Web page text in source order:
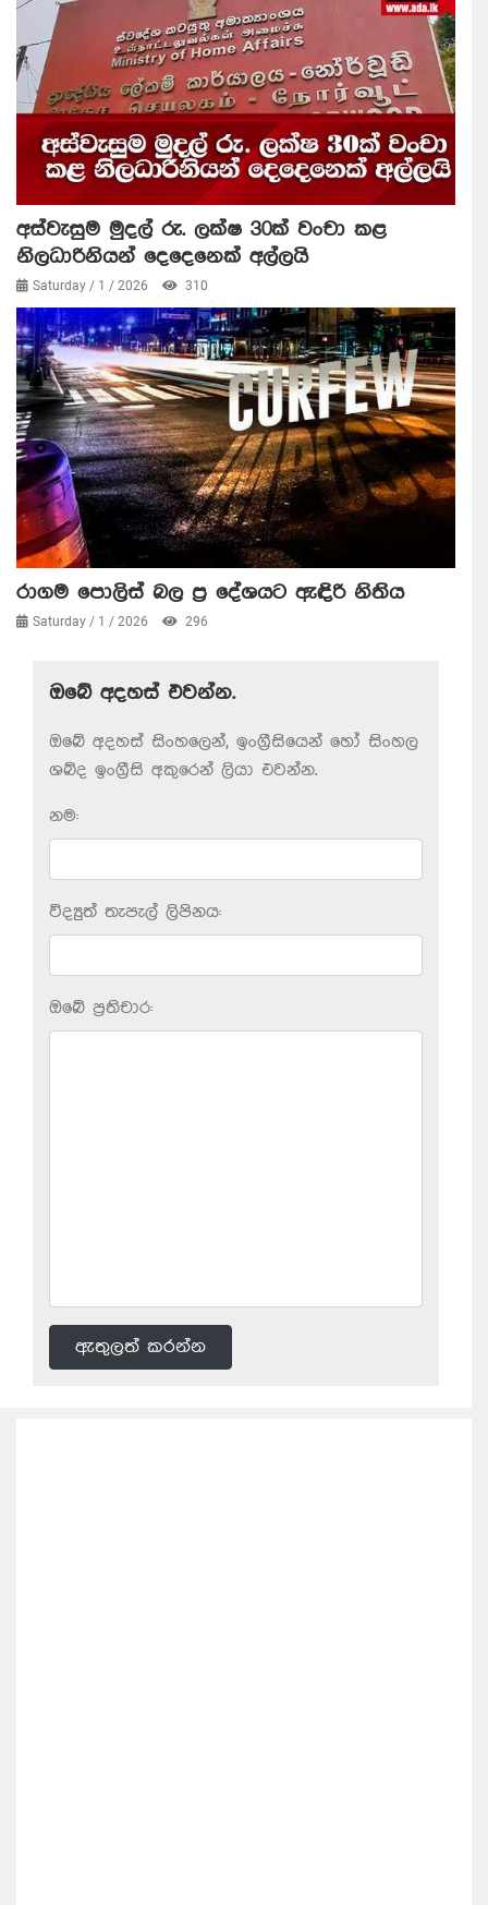
අස්වැසුම මුදල් රු. ලක්ෂ 30ක් වංචා කළ
නිලධාරිනියන් දෙදෙනෙක් අල්ලයි
Saturday / 1 / 2026 310
රාගම පොලිස් බල ප්‍ර දේශයට ඇඳිරි නිතිය
Saturday / 1 / 2026 296
ඔබේ අදහස් එවන්න.
ඔබේ අදහස් සිංහලෙන්, ඉංග්‍රීසියෙන් හෝ සිංහල
ශබ්ද ඉංග්‍රීසි අකුරෙන් ලියා එවන්න.
නම:
විද්‍යුත් තැපැල් ලිපිනය:
ඔබේ ප‍්‍රතිචාර:
ඇතුලත් කරන්න